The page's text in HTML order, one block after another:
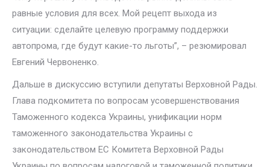
равные условия для всех. Мой рецепт выхода из
ситуации: сделайте целевую программу поддержки
автопрома, где будут какие-то льготы”, – резюмировал
Евгений Червоненко.
Дальше в дискуссию вступили депутаты Верховной Рады.
Глава подкомитета по вопросам усовершенствования
Таможенного кодекса Украины, унификации норм
таможенного законодательства Украины с
законодательством ЕС Комитета Верховной Рады